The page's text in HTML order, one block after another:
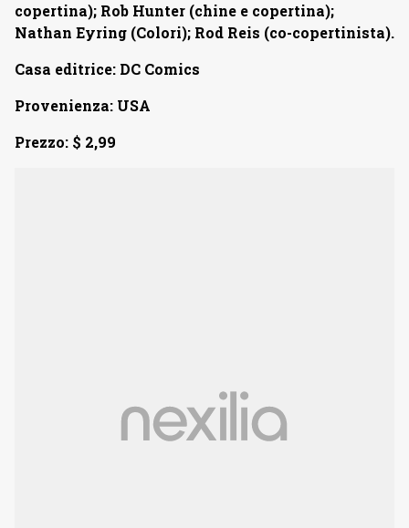
copertina); Rob Hunter (chine e copertina);
Nathan Eyring (Colori); Rod Reis (co-copertinista).
Casa editrice: DC Comics
Provenienza: USA
Prezzo: $ 2,99